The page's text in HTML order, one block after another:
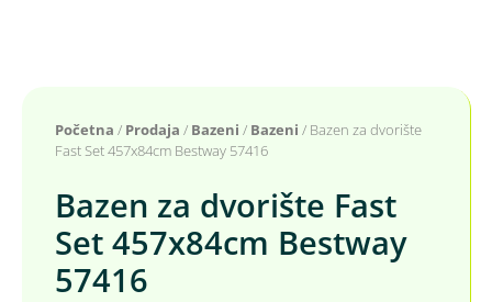
Početna / Prodaja / Bazeni / Bazeni / Bazen za dvorište
Fast Set 457x84cm Bestway 57416
Bazen za dvorište Fast
Set 457x84cm Bestway
57416